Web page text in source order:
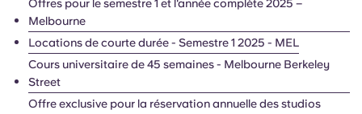
Offres pour le semestre 1 et l'année complète 2025 –
Melbourne
Locations de courte durée - Semestre 1 2025 - MEL
Cours universitaire de 45 semaines - Melbourne Berkeley
Street
Offre exclusive pour la réservation annuelle des studios